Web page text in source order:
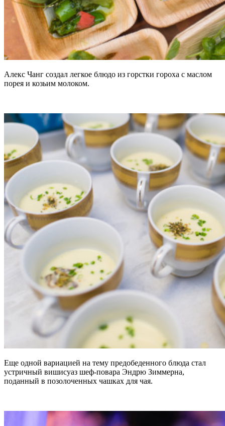
Алекс Чанг создал легкое блюдо из горстки гороха с маслом
порея и козьим молоком.
Еще одной вариацией на тему предобеденного блюда стал
устричный вишисуаз шеф-повара Эндрю Зиммерна,
поданный в позолоченных чашках для чая.